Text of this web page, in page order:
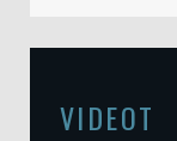
VIDEOT